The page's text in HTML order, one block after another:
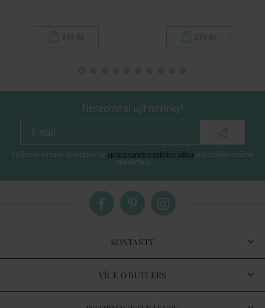
249 Kč 229 Kč
Nenechte si ujít novinky!
vložením e-mailu souhlasíte se zpracováním osobních údajů pro zasílání našeho
newsletteru
KONTAKTY
VÍCE O BUTLERS